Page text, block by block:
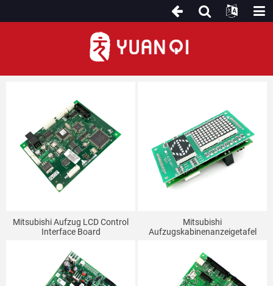
Mitsubishi Aufzug LCD Control
Interface Board
P366709B000G01 Horizontale
Display Vertikale Display
Mitsubishi
Aufzugskabinenanzeigetafel
023A